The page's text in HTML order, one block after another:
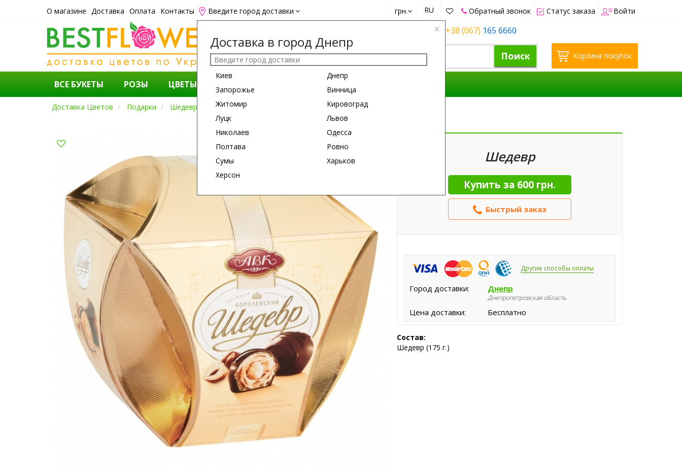
О магазине Доставка Оплата Контакты Введите город доставки
×
Доставка в город Днепр
Киев
Днепр
Запорожье
Винница
Житомир
Кировоград
Луцк
Львов
Николаев
Одесса
Полтава
Ровно
Сумы
Харьков
Херсон
грн. RU Обратный звонок Статус заказа Войти
+38 (067) 165 6660
Поиск Корзина покупок
ВСЕ БУКЕТЫ РОЗЫ ЦВЕТЫ
Доставка Цветов Подарки Шедевр
Шедевр
Купить за 600 грн.
Быстрый заказ
Другие способы оплаты
Город доставки: Днепр
Днепропетровская область
Цена доставки: Бесплатно
Состав:
Шедевр (175 г.)